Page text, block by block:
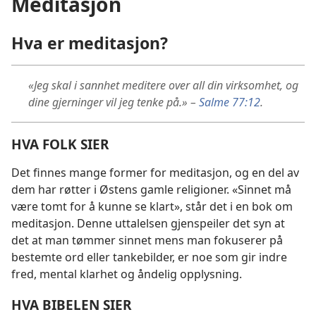
Hva er meditasjon?
«Jeg skal i sannhet meditere over all din virksomhet, og
dine gjerninger vil jeg tenke på.» – Salme 77:12.
HVA FOLK SIER
Det finnes mange former for meditasjon, og en del av
dem har røtter i Østens gamle religioner. «Sinnet må
være tomt for å kunne se klart», står det i en bok om
meditasjon. Denne uttalelsen gjenspeiler det syn at
det at man tømmer sinnet mens man fokuserer på
bestemte ord eller tankebilder, er noe som gir indre
fred, mental klarhet og åndelig opplysning.
HVA BIBELEN SIER